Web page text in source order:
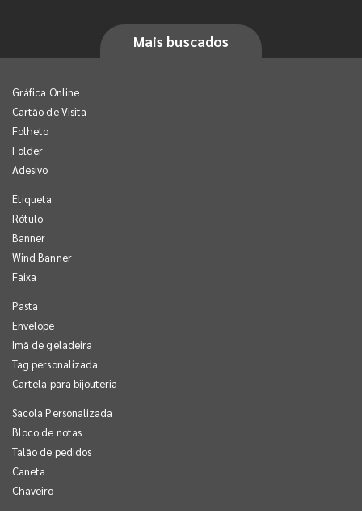
Mais buscados
Gráfica Online
Cartão de Visita
Folheto
Folder
Adesivo
Etiqueta
Rótulo
Banner
Wind Banner
Faixa
Pasta
Envelope
Imã de geladeira
Tag personalizada
Cartela para bijouteria
Sacola Personalizada
Bloco de notas
Talão de pedidos
Caneta
Chaveiro